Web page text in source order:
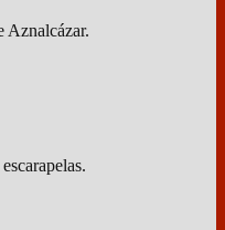
Aznalcázar.